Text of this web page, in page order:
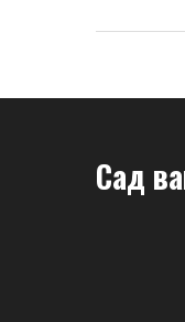
Сад